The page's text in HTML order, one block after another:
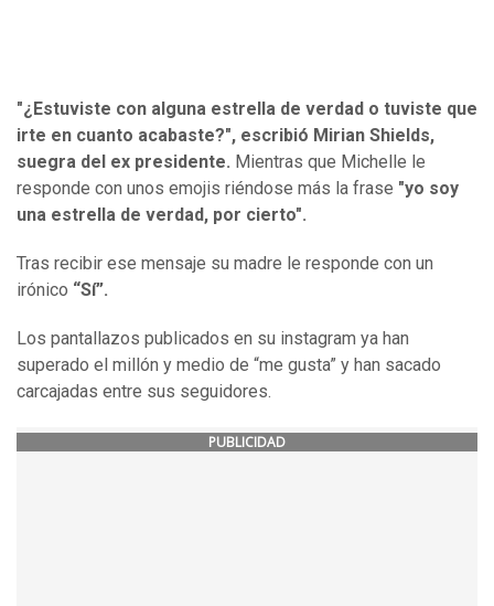
"¿Estuviste con alguna estrella de verdad o tuviste que
irte en cuanto acabaste?", escribió Mirian Shields,
suegra del ex presidente. Mientras que Michelle le
responde con unos emojis riéndose más la frase "yo soy
una estrella de verdad, por cierto".
Tras recibir ese mensaje su madre le responde con un
irónico “Sí”.
Los pantallazos publicados en su instagram ya han
superado el millón y medio de “me gusta” y han sacado
carcajadas entre sus seguidores.
PUBLICIDAD